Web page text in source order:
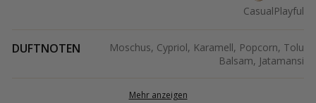
CasualPlayful
DUFTNOTEN
Moschus, Cypriol, Karamell, Popcorn, Tolu
Balsam, Jatamansi
Mehr anzeigen